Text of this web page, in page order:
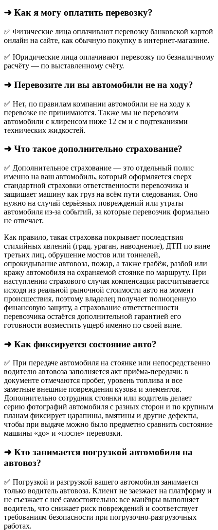
➜ Как я могу оплатить перевозку?
✅ Физические лица оплачивают перевозку банковской картой
онлайн на сайте, как обычную покупку в интернет‑магазине.
✅ Юридические лица оплачивают перевозку по безналичному
расчёту — по выставленному счёту.
➜ Перевозите ли вы автомобили не на ходу?
✅ Нет, по правилам компании автомобили не на ходу к
перевозке не принимаются. Также мы не перевозим
автомобили с клиренсом ниже 12 см и с подтеканиями
технических жидкостей.
➜ Что такое дополнительно страхование?
✅ Дополнительное страхование — это отдельный полис
именно на ваш автомобиль, который оформляется сверх
стандартной страховки ответственности перевозчика и
защищает машину как груз на всём пути следования. Оно
нужно на случай серьёзных повреждений или утраты
автомобиля из‑за событий, за которые перевозчик формально
не отвечает.​
Как правило, такая страховка покрывает последствия
стихийных явлений (град, ураган, наводнение), ДТП по вине
третьих лиц, обрушение мостов или тоннелей,
опрокидывание автовоза, пожар, а также грабёж, разбой или
кражу автомобиля на охраняемой стоянке по маршруту. При
наступлении страхового случая компенсация рассчитывается
исходя из реальной рыночной стоимости авто на момент
происшествия, поэтому владелец получает полноценную
финансовую защиту, а страхование ответственности
перевозчика остаётся дополнительной гарантией его
готовности возместить ущерб именно по своей вине.
➜ Как фиксируется состояние авто?
✅ При передаче автомобиля на стоянке или непосредственно
водителю автовоза заполняется акт приёма-передачи: в
документе отмечаются пробег, уровень топлива и все
заметные внешние повреждения кузова и элементов.
Дополнительно сотрудник стоянки или водитель делает
серию фотографий автомобиля с разных сторон и по крупным
планам фиксирует царапины, вмятины и другие дефекты,
чтобы при выдаче можно было предметно сравнить состояние
машины «до» и «после» перевозки.
➜ Кто занимается погрузкой автомобиля на
автовоз?
✅ Погрузкой и разгрузкой вашего автомобиля занимается
только водитель автовоза. Клиент не заезжает на платформу и
не съезжает с неё самостоятельно: все манёвры выполняет
водитель, что снижает риск повреждений и соответствует
требованиям безопасности при погрузочно-разгрузочных
работах.